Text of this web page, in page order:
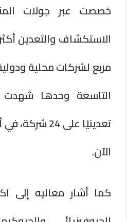
خصصت عبر جولات
مربع لشركات محلية
تعدينيًا على
الآن.
كما أشار معاليه إلى